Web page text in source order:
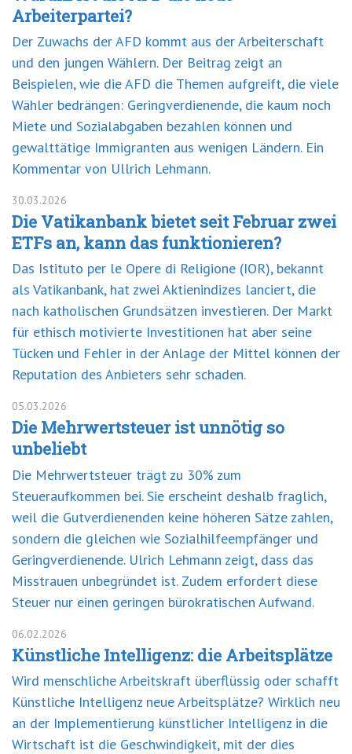
Arbeiterpartei?
Der Zuwachs der AFD kommt aus der Arbeiterschaft
und den jungen Wählern. Der Beitrag zeigt an
Beispielen, wie die AFD die Themen aufgreift, die viele
Wähler bedrängen: Geringverdienende, die kaum noch
Miete und Sozialabgaben bezahlen können und
gewalttätige Immigranten aus wenigen Ländern. Ein
Kommentar von Ullrich Lehmann.
30.03.2026
Die Vatikanbank bietet seit Februar zwei
ETFs an, kann das funktionieren?
Das Istituto per le Opere di Religione (IOR), bekannt
als Vatikanbank, hat zwei Aktienindizes lanciert, die
nach katholischen Grundsätzen investieren. Der Markt
für ethisch motivierte Investitionen hat aber seine
Tücken und Fehler in der Anlage der Mittel können der
Reputation des Anbieters sehr schaden.
05.03.2026
Die Mehrwertsteuer ist unnötig so
unbeliebt
Die Mehrwertsteuer trägt zu 30% zum
Steueraufkommen bei. Sie erscheint deshalb fraglich,
weil die Gutverdienenden keine höheren Sätze zahlen,
sondern die gleichen wie Sozialhilfeempfänger und
Geringverdienende. Ulrich Lehmann zeigt, dass das
Misstrauen unbegründet ist. Zudem erfordert diese
Steuer nur einen geringen bürokratischen Aufwand.
06.02.2026
Künstliche Intelligenz: die Arbeitsplätze
Wird menschliche Arbeitskraft überflüssig oder schafft
Künstliche Intelligenz neue Arbeitsplätze? Wirklich neu
an der Implementierung künstlicher Intelligenz in die
Wirtschaft ist die Geschwindigkeit, mit der dies